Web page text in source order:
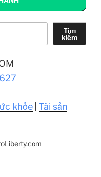
Tìm
kiếm
khỏe Tài sản